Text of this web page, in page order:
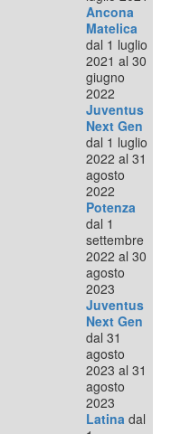
Ancona
Matelica
dal 1 luglio
2021 al 30
giugno
2022
Juventus
Next Gen
dal 1 luglio
2022 al 31
agosto
2022
Potenza
dal 1
settembre
2022 al 30
agosto
2023
Juventus
Next Gen
dal 31
agosto
2023 al 31
agosto
2023
Latina dal